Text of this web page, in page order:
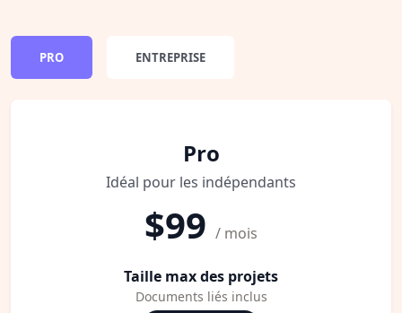
PRO ENTREPRISE
Pro
Idéal pour les indépendants
$99 / mois
Taille max des projets
Documents liés inclus